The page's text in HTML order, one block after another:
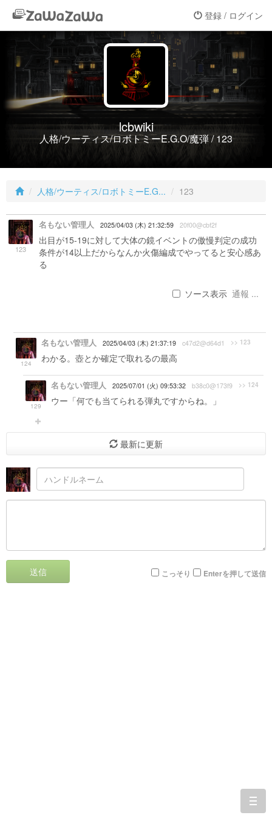
登録 / ログイン
lcbwiki
人格/ウーティス/ロボトミーE.G.O/魔弾 / 123
人格/ウーティス/ロボトミーE.G... 123
123
名もない管理人 2025/04/03 (木) 21:32:59 20f00@cbf2f
出目が15-19に対して大体の鏡イベントの傲慢判定の成功
条件が14以上だからなんか火傷編成でやってると安心感あ
る
ソース表示 通報 ...
124
名もない管理人 2025/04/03 (木) 21:37:19 c47d2@d64d1 >> 123
わかる。壺とか確定で取れるの最高
129
名もない管理人 2025/07/01 (火) 09:53:32 b38c0@173f9 >> 124
ウー「何でも当てられる弾丸ですからね。」
最新に更新
送信 こっそり Enterを押して送信